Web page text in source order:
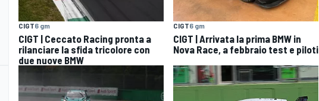
CIGT6 gm
CIGT | Ceccato Racing pronta a
rilanciare la sfida tricolore con
due nuove BMW
CIGT6 gm
CIGT | Arrivata la prima BMW in
Nova Race, a febbraio test e piloti